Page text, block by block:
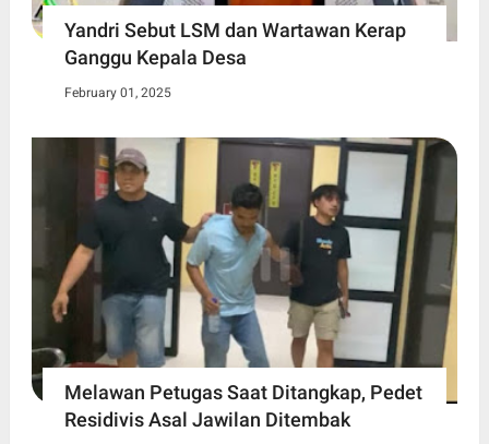
Yandri Sebut LSM dan Wartawan Kerap
Ganggu Kepala Desa
February 01, 2025
Melawan Petugas Saat Ditangkap, Pedet
Residivis Asal Jawilan Ditembak